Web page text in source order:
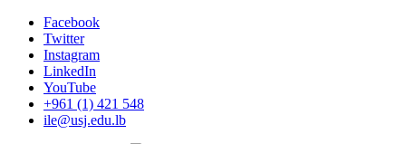
Facebook
Twitter
Instagram
LinkedIn
YouTube
+961 (1) 421 548
ile@usj.edu.lb